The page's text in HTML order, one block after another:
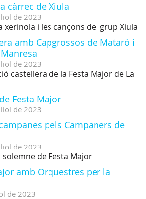
càrrec de Xiula
de 2023
xerinola i les cançons del grup Xiula
amb Capgrossos de Mataró i
de 2023
castellera de la Festa Major de La
Festa Major
de 2023
pels Campaners de
de 2023
solemne de Festa Major
amb Orquestres per la
de 2023